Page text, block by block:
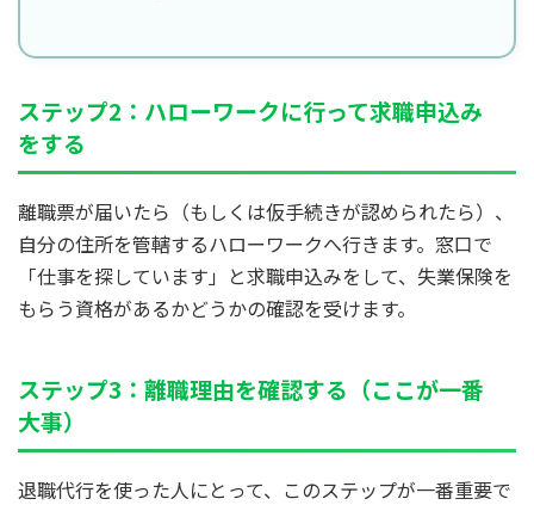
ステップ2：ハローワークに行って求職申込み
をする
離職票が届いたら（もしくは仮手続きが認められたら）、
自分の住所を管轄するハローワークへ行きます。窓口で
「仕事を探しています」と求職申込みをして、失業保険を
もらう資格があるかどうかの確認を受けます。
ステップ3：離職理由を確認する（ここが一番
大事）
退職代行を使った人にとって、このステップが一番重要で